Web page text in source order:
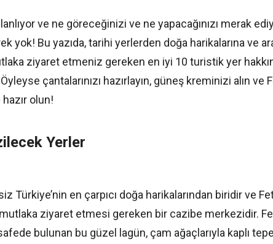
ve ne göreceğinizi ve ne yapacağınızı merak
yok! Bu yazıda, tarihi yerlerden doğa harikalarına ve
ziyaret etmeniz gereken en iyi 10 turistik yer
çantalarınızı hazırlayın, güneş kreminizi alın ve
olun!
Yerler
Türkiye’nin en çarpıcı doğa harikalarından biridir ve
ziyaret etmesi gereken bir cazibe merkezidir.
bulunan bu güzel lagün, çam ağaçlarıyla kaplı